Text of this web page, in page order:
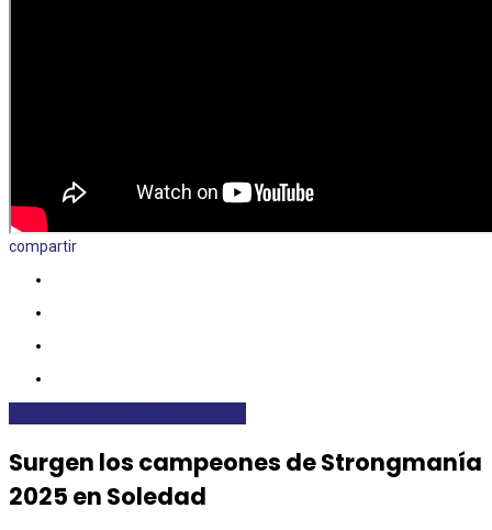
compartir
Surgen los campeones de Strongmanía
2025 en Soledad